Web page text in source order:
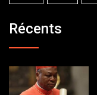
Récents